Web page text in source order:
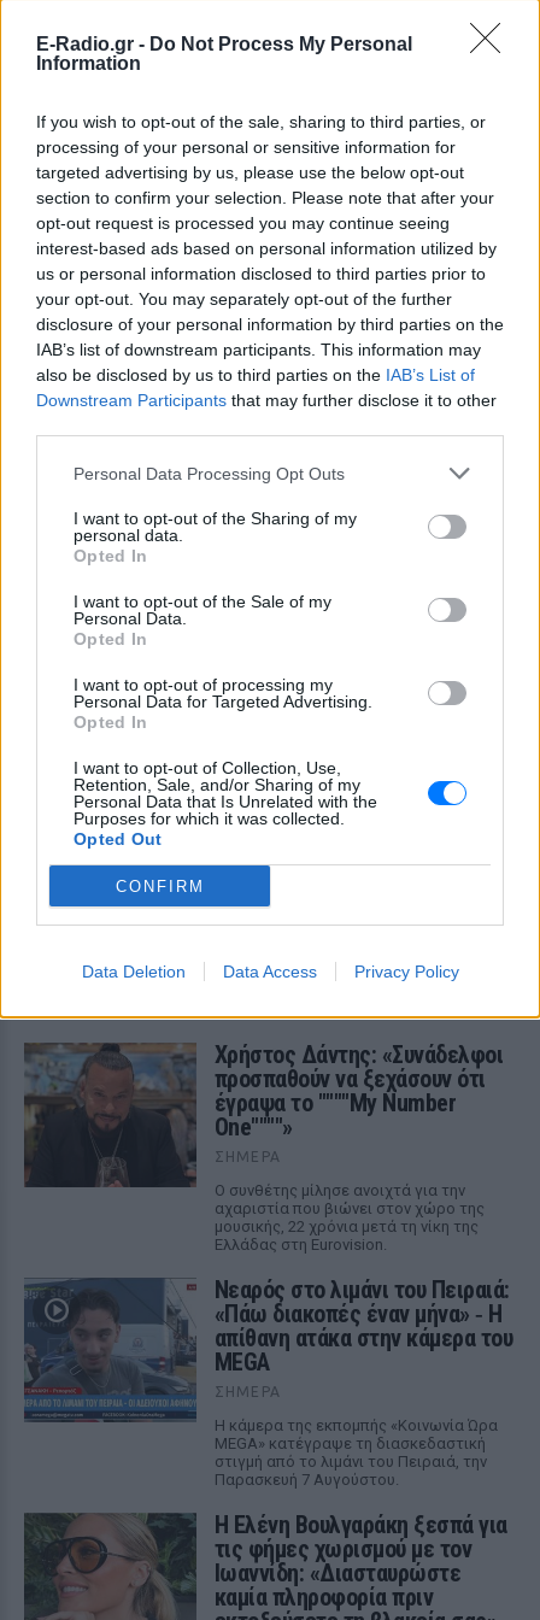
E-Radio.gr - Do Not Process My Personal
Information
If you wish to opt-out of the sale, sharing to third parties, or
processing of your personal or sensitive information for
targeted advertising by us, please use the below opt-out
section to confirm your selection. Please note that after your
opt-out request is processed you may continue seeing
interest-based ads based on personal information utilized by
us or personal information disclosed to third parties prior to
your opt-out. You may separately opt-out of the further
disclosure of your personal information by third parties on the
IAB’s list of downstream participants. This information may
also be disclosed by us to third parties on the IAB’s List of
Downstream Participants that may further disclose it to other
Personal Data Processing Opt Outs
I want to opt-out of the Sharing of my
personal data.
Opted In
I want to opt-out of the Sale of my
Personal Data.
Opted In
I want to opt-out of processing my
Personal Data for Targeted Advertising.
Opted In
I want to opt-out of Collection, Use,
Retention, Sale, and/or Sharing of my
Personal Data that Is Unrelated with the
Purposes for which it was collected.
Opted Out
CONFIRM
Data Deletion Data Access Privacy Policy
Ακολουθήστε το E-Radio.gr στο
Google News
και μάθετε πρώτοι τα πιο hot νέα.
Εσύ μπήκες στο E-Daily.gr; Τα νέα της ημέρας
και ότι σου κάνει κλικ!
Ακολουθήστε το E-Radio.gr και στο Instagram
ΔΙΑΦΗΜΙΣΗ
ΔΕΙΤΕ ΕΠΙΣΗΣ
Χρήστος Δάντης: «Συνάδελφοι
προσπαθούν να ξεχάσουν ότι
έγραψα το """"My Number
One""""»
ΣΉΜΕΡΑ
Ο συνθέτης μίλησε ανοιχτά για την
αχαριστία που βιώνει στον χώρο της
μουσικής, 22 χρόνια μετά τη νίκη της
Ελλάδας στη Eurovision.
Νεαρός στο λιμάνι του Πειραιά:
«Πάω διακοπές έναν μήνα» ‑ Η
απίθανη ατάκα στην κάμερα του
MEGA
ΣΉΜΕΡΑ
Η κάμερα της εκπομπής «Κοινωνία Ώρα
MEGA» κατέγραψε τη διασκεδαστική
στιγμή από το λιμάνι του Πειραιά, την
Παρασκευή 7 Αυγούστου.
Η Ελένη Βουλγαράκη ξεσπά για
τις φήμες χωρισμού με τον
Ιωαννίδη: «Διασταυρώστε
καμία πληροφορία πριν